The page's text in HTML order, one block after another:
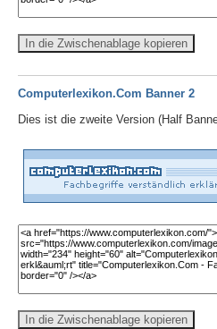
In die Zwischenablage kopieren
Computerlexikon.Com Banner 2
Dies ist die zweite Version (Half
In die Zwischenablage kopieren